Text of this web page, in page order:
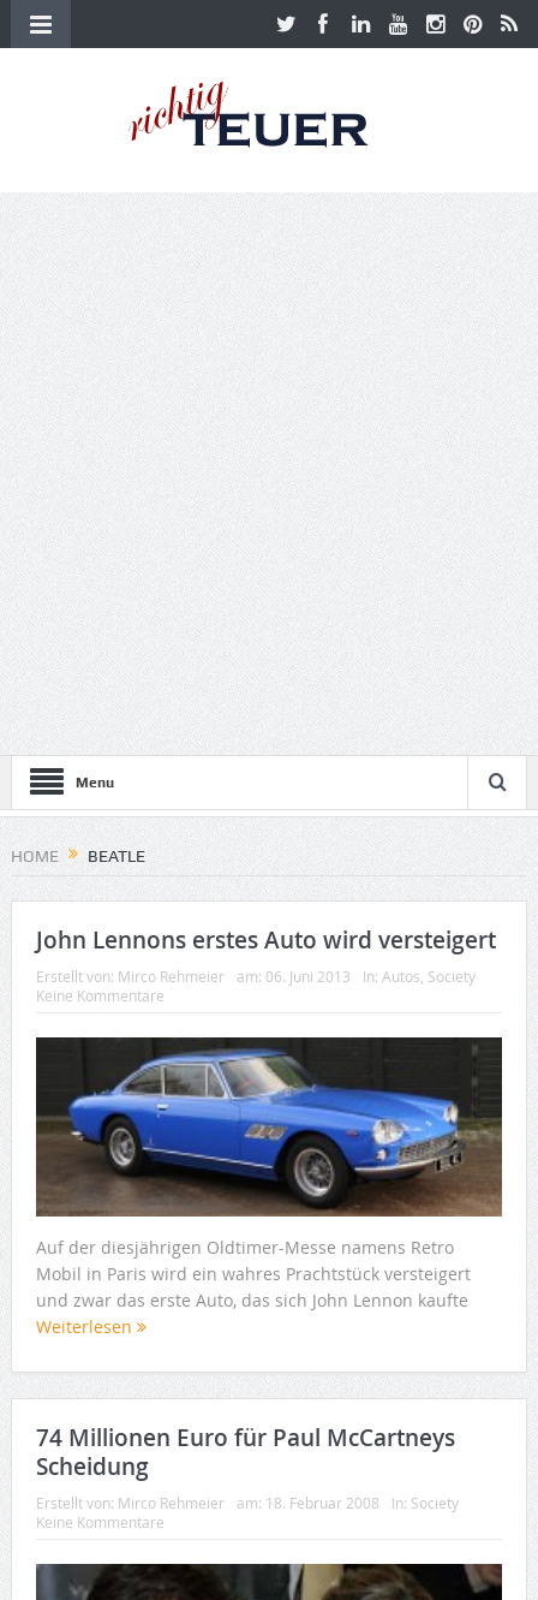
Menu
HOME BEATLE
John Lennons erstes Auto wird versteigert
Erstellt von: Mirco Rehmeier am: 06. Juni 2013 In: Autos Society
Keine Kommentare
Auf der diesjährigen Oldtimer-Messe namens Retro
Mobil in Paris wird ein wahres Prachtstück versteigert
und zwar das erste Auto, das sich John Lennon kaufte
Weiterlesen
74 Millionen Euro für Paul McCartneys
Scheidung
Erstellt von: Mirco Rehmeier am: 18. Februar 2008 In: Society
Keine Kommentare